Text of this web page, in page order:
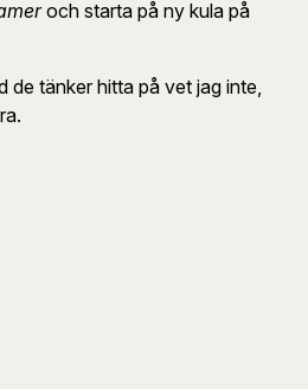
och starta på ny kula på
de tänker hitta på vet jag inte,